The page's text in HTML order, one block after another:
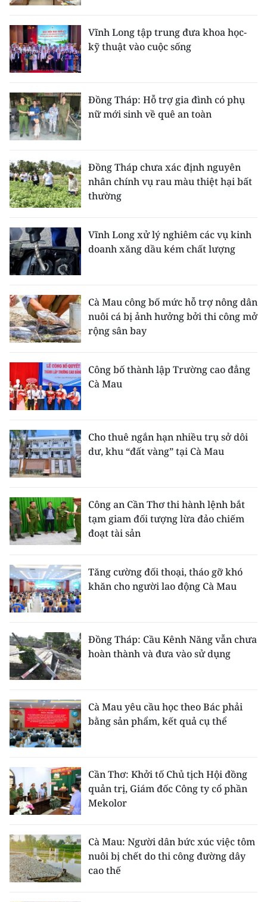
Vĩnh Long tập trung đưa khoa học-
kỹ thuật vào cuộc sống
Đồng Tháp: Hỗ trợ gia đình có phụ
nữ mới sinh về quê an toàn
Đồng Tháp chưa xác định nguyên
nhân chính vụ rau màu thiệt hại bất
thường
Vĩnh Long xử lý nghiêm các vụ kinh
doanh xăng dầu kém chất lượng
Cà Mau công bố mức hỗ trợ nông dân
nuôi cá bị ảnh hưởng bởi thi công mở
rộng sân bay
Công bố thành lập Trường cao đẳng
Cà Mau
Cho thuê ngắn hạn nhiều trụ sở dôi
dư, khu “đất vàng” tại Cà Mau
Công an Cần Thơ thi hành lệnh bắt
tạm giam đối tượng lừa đảo chiếm
đoạt tài sản
Tăng cường đối thoại, tháo gỡ khó
khăn cho người lao động Cà Mau
Đồng Tháp: Cầu Kênh Năng vẫn chưa
hoàn thành và đưa vào sử dụng
Cà Mau yêu cầu học theo Bác phải
bằng sản phẩm, kết quả cụ thể
Cần Thơ: Khởi tố Chủ tịch Hội đồng
quản trị, Giám đốc Công ty cổ phần
Mekolor
Cà Mau: Người dân bức xúc việc tôm
nuôi bị chết do thi công đường dây
cao thế